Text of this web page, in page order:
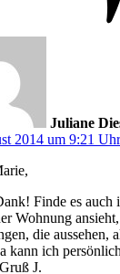
Juliane
2014 um 9:21 Uhr
Finde es auch
Wohnung
die aussehen,
kann ich
J.